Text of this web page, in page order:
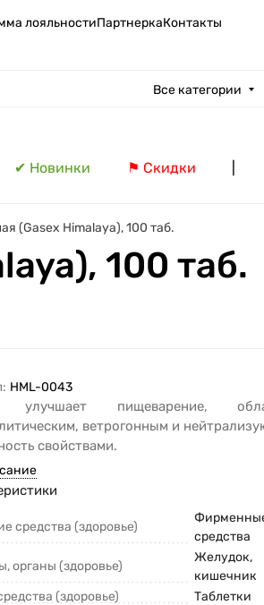
лояльностиПартнеркаКонтакты
Все категории
✔ Новинки ⚑ Скидки
(Gasex Himalaya), 100 таб.
100 таб.
HML-0043
улучшает пищеварение,
ветрогонным и
свойствами.
средства (здоровье)
средства
органы (здоровье)
Желудок,
кишечник
(здоровье)
Таблетки